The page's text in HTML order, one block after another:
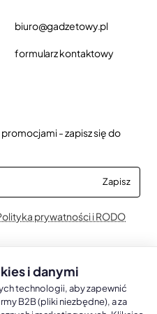
biuro@gadzetowy.pl
formularz kontaktowy
- zapisz się do
Zapisz
prywatności i RODO
Ścienne
i danymi
technologii, aby zapewnić
B2B (pliki niezbędne), a za